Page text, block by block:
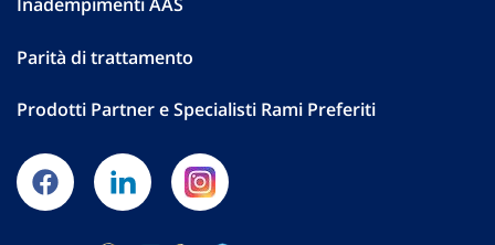
Parità di trattamento
Prodotti Partner e Specialisti Rami Preferiti